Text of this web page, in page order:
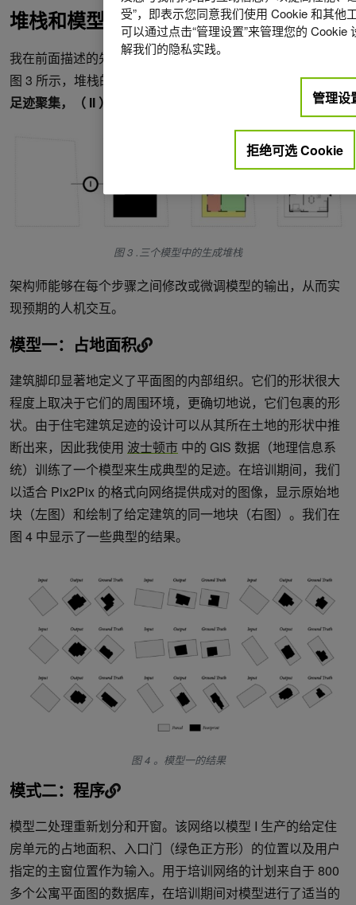
堆栈和模型
我在前面描述的先例的基础上创建了一个三步生成堆栈。如
图 3 所示，堆栈的每个模型处理工作流的特定任务：（一）
足迹聚集，（ II ）程序重新划分，（ III ）家具布局
图 3 .三个模型中的生成堆栈
架构师能够在每个步骤之间修改或微调模型的输出，从而实
现预期的人机交互。
模型一：占地面积
建筑脚印显著地定义了平面图的内部组织。它们的形状很大
程度上取决于它们的周围环境，更确切地说，它们包裹的形
状。由于住宅建筑足迹的设计可以从其所在土地的形状中推
断出来，因此我使用 波士顿市 中的 GIS 数据（地理信息系
统）训练了一个模型来生成典型的足迹。在培训期间，我们
以适合 Pix2Pix 的格式向网络提供成对的图像，显示原始地
块（左图）和绘制了给定建筑的同一地块（右图）。我们在
图 4 中显示了一些典型的结果。
图 4 。模型一的结果
模式二：程序
模型二处理重新划分和开窗。该网络以模型 I 生产的给定住
房单元的占地面积、入口门（绿色正方形）的位置以及用户
指定的主窗位置作为输入。用于培训网络的计划来自于 800
多个公寓平面图的数据库，在培训期间对模型进行了适当的
受”，即表示您同意我们使用 Cookie 和其他
可以通过点击“管理设置”来管理您的 Cookie
解我们的隐私实践。
管理设
拒绝可选 Cookie